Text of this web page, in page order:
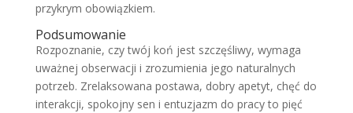
przykrym obowiązkiem.
Podsumowanie
Rozpoznanie, czy twój koń jest szczęśliwy, wymaga
uważnej obserwacji i zrozumienia jego naturalnych
potrzeb. Zrelaksowana postawa, dobry apetyt, chęć do
interakcji, spokojny sen i entuzjazm do pracy to pięć